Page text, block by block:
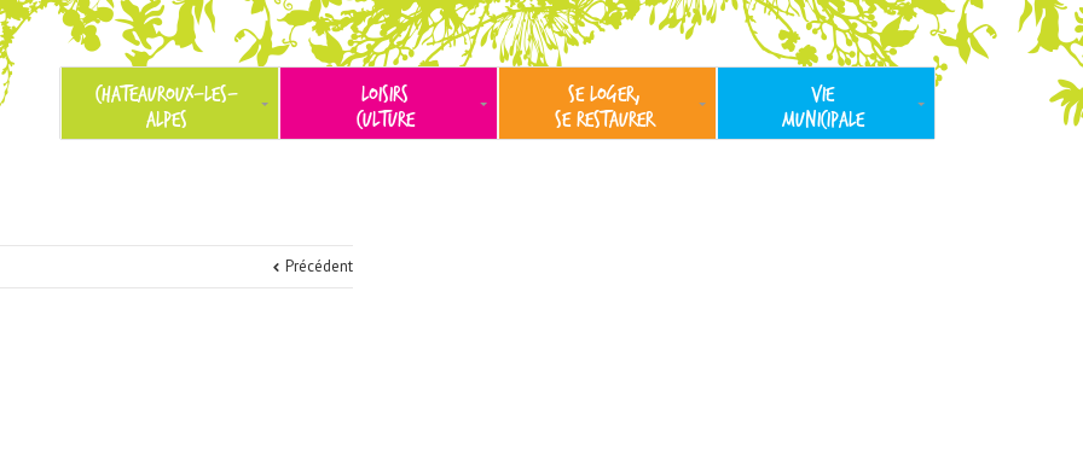
CHATEAUROUX-LES-
ALPES
LOISIRS
CULTURE
SE LOGER,
SE RESTAURER
VIE
MUNICIPALE
Précédent